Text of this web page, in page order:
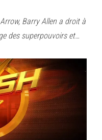
Barry Allen a droit à
des superpouvoirs et…